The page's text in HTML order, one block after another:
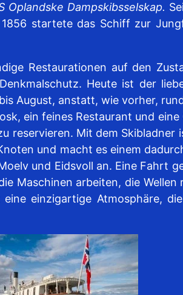
Oplandske Dampskibsselskap.
startete das Schiff zur
Restaurationen auf den
Heute ist der
August, anstatt, wie vorher,
ein feines Restaurant und eine
reservieren. Mit dem Skibladner
und macht es einem
und Eidsvoll an. Eine Fahrt
Maschinen arbeiten, die Wellen
einzigartige Atmosphäre,